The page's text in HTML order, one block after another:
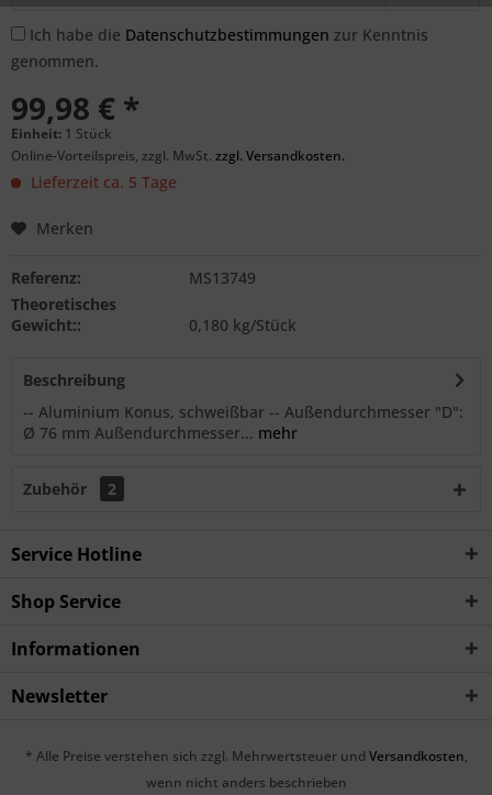
Ich habe die Datenschutzbestimmungen zur Kenntnis
genommen.
99,98 € *
Einheit: 1 Stück
Online-Vorteilspreis, zzgl. MwSt. zzgl. Versandkosten.
Lieferzeit ca. 5 Tage
Merken
Referenz:
MS13749
Theoretisches
Gewicht::
0,180 kg/Stück
Beschreibung
-- Aluminium Konus, schweißbar -- Außendurchmesser "D":
Ø 76 mm Außendurchmesser... mehr
Zubehör 2
Service Hotline
Shop Service
Informationen
Newsletter
* Alle Preise verstehen sich zzgl. Mehrwertsteuer und Versandkosten,
wenn nicht anders beschrieben